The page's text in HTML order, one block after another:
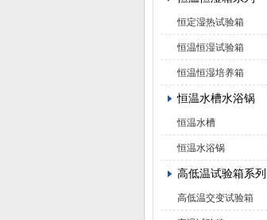
恒定湿热试验箱
恒温恒湿试验箱
恒温恒湿培养箱
恒温水槽水浴锅
恒温水槽
恒温水浴锅
高低温试验箱系列
高低温交变试验箱